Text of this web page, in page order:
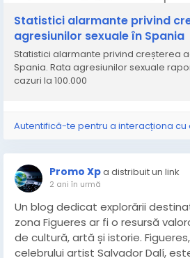
Statistici alarmante privind
agresiunilor sexuale în Spania
Statistici alarmante privind creșterea
Spania. Rata agresiunilor sexuale
cazuri la 100.000
Autentifică-te pentru a interacționa cu
Promo Xpa distribuit un link
2 ani în urmă
Un blog dedicat explorării
zona Figueres ar fi o resursă
de cultură, artă și istorie.
celebrului artist Salvador Dalí,